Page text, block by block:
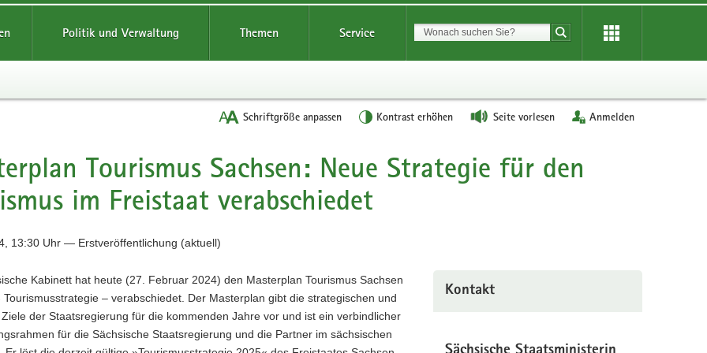
Politik und Verwaltung Themen Service Suchbegriff
Suche starten
Schriftgröße anpassen Kontrast erhöhen Seite vorlesen Anmelden
Tourismus Sachsen: Neue Strategie für den
im Freistaat verabschiedet
13:30 Uhr — Erstveröffentlichung (aktuell)
Kabinett hat heute (27. Februar 2024) den Masterplan Tourismus Sachsen
Tourismusstrategie – verabschiedet. Der Masterplan gibt die strategischen und
der Staatsregierung für die kommenden Jahre vor und ist ein verbindlicher
für die Sächsische Staatsregierung und die Partner im sächsischen
Kontakt